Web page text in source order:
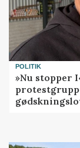
POLITIK
»Nu stopper